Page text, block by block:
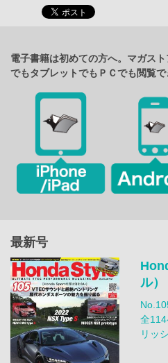
電子書籍は初めての方へ。マガス
でもタブレットでもＰＣでも閲覧で
最新号
ル
全
リッ